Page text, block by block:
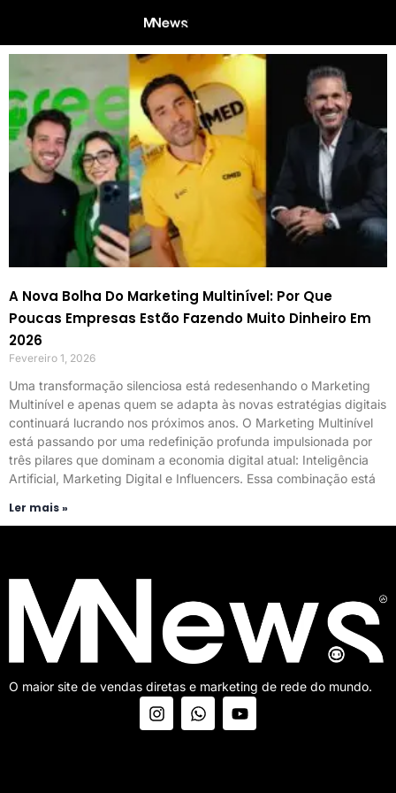
A Nova Bolha Do Marketing Multinível: Por Que
Poucas Empresas Estão Fazendo Muito Dinheiro Em
2026
Fevereiro 1, 2026
Uma transformação silenciosa está redesenhando o Marketing
Multinível e apenas quem se adapta às novas estratégias digitais
continuará lucrando nos próximos anos. O Marketing Multinível
está passando por uma redefinição profunda impulsionada por
três pilares que dominam a economia digital atual: Inteligência
Artificial, Marketing Digital e Influencers. Essa combinação está
Ler mais »
O maior site de vendas diretas e marketing de rede do mundo.